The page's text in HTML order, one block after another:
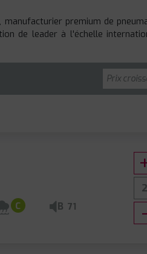
premium de
de leader à l'échelle
C B 71